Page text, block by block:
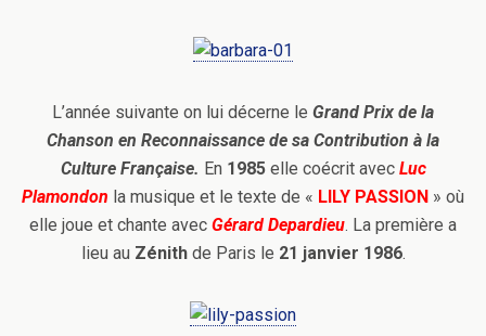
L’année suivante on lui décerne le Grand Prix de la
Chanson en Reconnaissance de sa Contribution à la
Culture Française. En 1985elle coécrit avecLuc
Plamondon la musique et le texte de « LILY PASSION » où
elle joue et chante avec Gérard Depardieu. La première a
lieu au Zénithde Paris le 21 janvier 1986.